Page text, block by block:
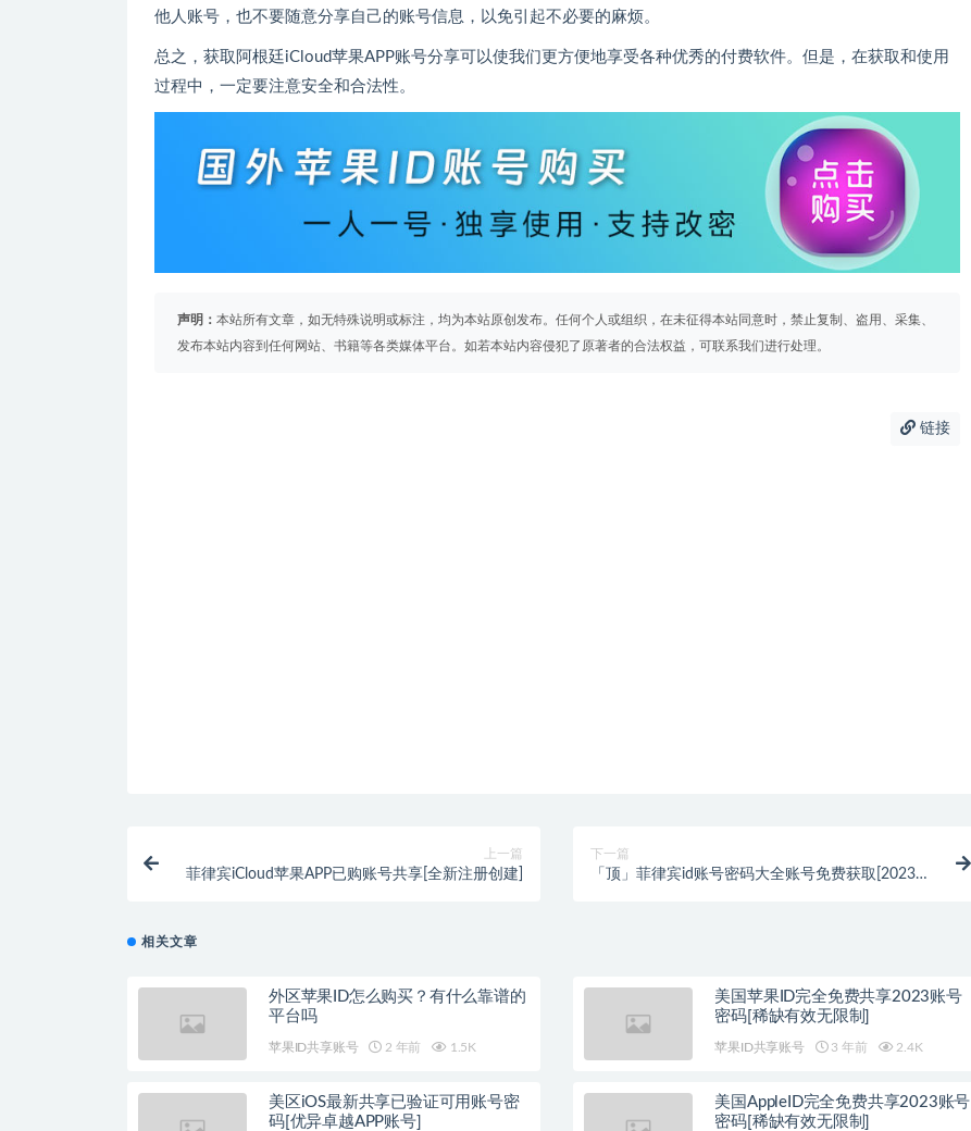
他人账号，也不要随意分享自己的账号信息，以免引起不必要的麻烦。
总之，获取阿根廷iCloud苹果APP账号分享可以使我们更方便地享受各种优秀的付费软件。但是，在获取和使用
过程中，一定要注意安全和合法性。
声明： 本站所有文章，如无特殊说明或标注，均为本站原创发布。任何个人或组织，在未征得本站同意时，禁止复制、盗用、采集、
发布本站内容到任何网站、书籍等各类媒体平台。如若本站内容侵犯了原著者的合法权益，可联系我们进行处理。
链接
上一篇
菲律宾iCloud苹果APP已购账号共享[全新注册创建]
下一篇
「顶」菲律宾id账号密码大全账号免费获取[2023高
相关文章
外区苹果ID怎么购买？有什么靠谱的
平台吗
苹果ID共享账号 2 年前 1.5K
美国苹果ID完全免费共享2023账号
密码[稀缺有效无限制]
苹果ID共享账号 3 年前 2.4K
美区iOS最新共享已验证可用账号密
码[优异卓越APP账号]
美国AppleID完全免费共享2023账号
密码[稀缺有效无限制]